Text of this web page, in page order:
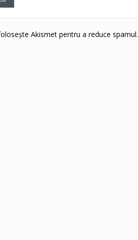
Akismet pentru a reduce spamul.